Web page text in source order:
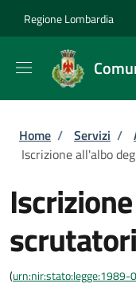
Regione Lombardia
Briciole di
Home / Servizi /
Iscrizione all'albo
scrutatori
(